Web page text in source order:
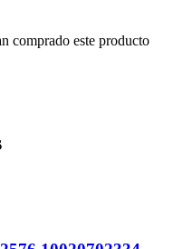
comprado este producto